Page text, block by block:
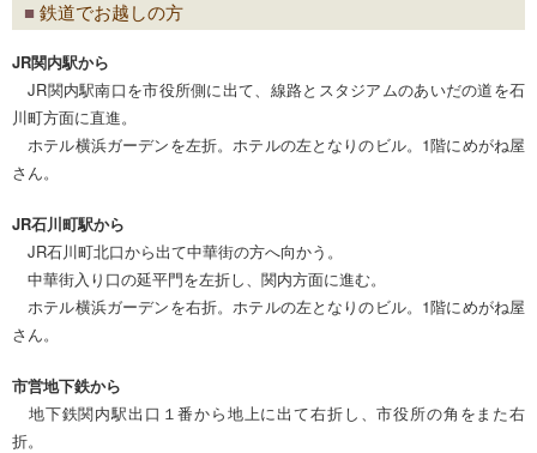
鉄道でお越しの方
JR関内駅から
JR関内駅南口を市役所側に出て、線路とスタジアムのあいだの道を石
川町方面に直進。
ホテル横浜ガーデンを左折。ホテルの左となりのビル。1階にめがね屋
さん。
JR石川町駅から
JR石川町北口から出て中華街の方へ向かう。
中華街入り口の延平門を左折し、関内方面に進む。
ホテル横浜ガーデンを右折。ホテルの左となりのビル。1階にめがね屋
さん。
市営地下鉄から
地下鉄関内駅出口１番から地上に出て右折し、市役所の角をまた右
折。